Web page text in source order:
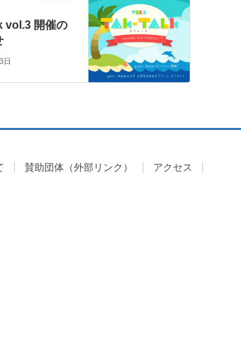
vol.3 開催の
日
賛助団体（外部リンク） アクセス